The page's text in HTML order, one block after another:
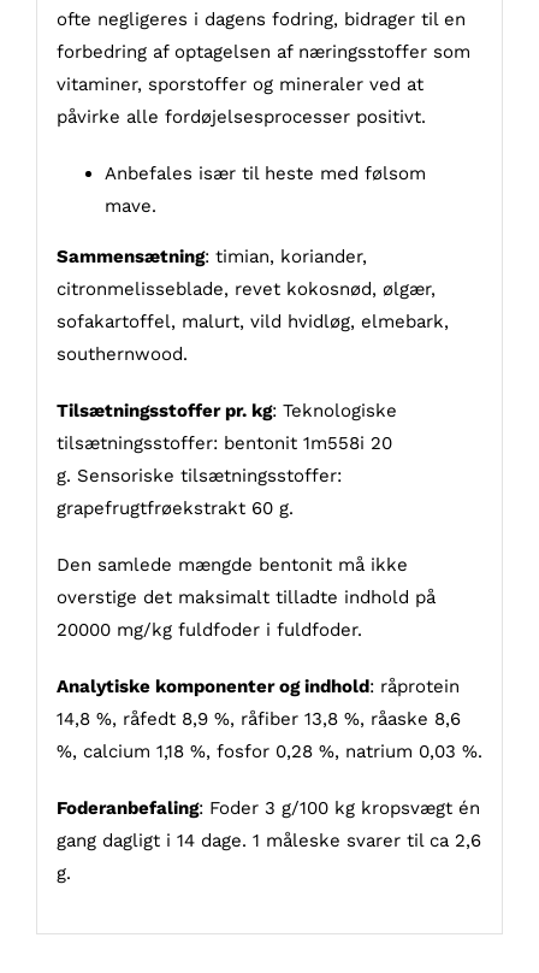
ofte negligeres i dagens fodring, bidrager til en
forbedring af optagelsen af ​​næringsstoffer som
vitaminer, sporstoffer og mineraler ved at
påvirke alle fordøjelsesprocesser positivt.
Anbefales især til heste med følsom
mave.
Sammensætning: timian, koriander,
citronmelisseblade, revet kokosnød, ølgær,
sofakartoffel, malurt, vild hvidløg, elmebark,
southernwood.
Tilsætningsstoffer pr. kg: Teknologiske
tilsætningsstoffer: bentonit 1m558i 20
g. Sensoriske tilsætningsstoffer:
grapefrugtfrøekstrakt 60 g.
Den samlede mængde bentonit må ikke
overstige det maksimalt tilladte indhold på
20000 mg/kg fuldfoder i fuldfoder.
Analytiske komponenter og indhold: råprotein
14,8 %, råfedt 8,9 %, råfiber 13,8 %, råaske 8,6
%, calcium 1,18 %, fosfor 0,28 %, natrium 0,03 %.
Foderanbefaling: Foder 3 g/100 kg kropsvægt én
gang dagligt i 14 dage. 1 måleske svarer til ca 2,6
g.